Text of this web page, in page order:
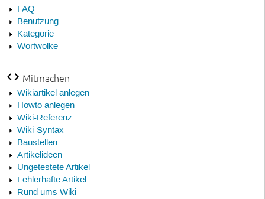
FAQ
Benutzung
Kategorie
Wortwolke
Mitmachen
Wikiartikel anlegen
Howto anlegen
Wiki-Referenz
Wiki-Syntax
Baustellen
Artikelideen
Ungetestete Artikel
Fehlerhafte Artikel
Rund ums Wiki